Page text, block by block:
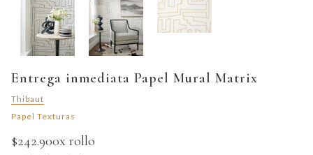
Entrega inmediata Papel Mural Matrix
Thibaut
Papel Texturas
$242.900x rollo